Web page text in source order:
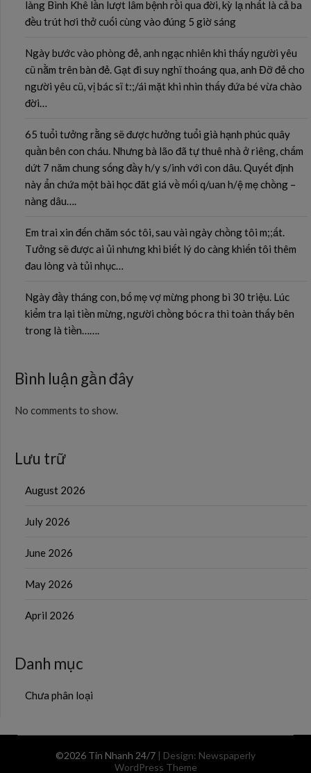
làng Bình Khê lần lượt lâm bệnh rồi qua đời, kỳ lạ nhất là cả ba
đều trút hơi thở cuối cùng vào đúng 5 giờ sáng
Ngày bước vào phòng đẻ, anh ngạc nhiên khi thấy người yêu
cũ nằm trên bàn đẻ. Gạt đi suy nghĩ thoáng qua, anh Đỡ đẻ cho
người yêu cũ, vị bác sĩ t:;/ái mặt khi nhìn thấy đứa bé vừa chào
đời…
65 tuổi tưởng rằng sẽ được hưởng tuổi già hạnh phúc quây
quần bên con cháu. Nhưng bà lão đã tự thuê nhà ở riêng, chấm
dứt 7 năm chung sống đầy h/y s/inh với con dâu. Quyết định
này ẩn chứa một bài học đăt giá về mối q/uan h/ệ mẹ chồng –
nàng dâu….
Em trai xin đến chăm sóc tôi, sau vài ngày chồng tôi m;;ất.
Tưởng sẽ được ai ủi nhưng khi biết lý do càng khiến tôi thêm
đau lòng và tủi nhục…
Ngày đầy tháng con, bố mẹ vợ mừng phong bì 30 triệu. Lúc
kiểm tra lại tiền mừng, người chồng bóc ra thì toàn thấy bên
trong là tiền…….
Bình luận gần đây
No comments to show.
Lưu trữ
August 2026
July 2026
June 2026
May 2026
April 2026
Danh mục
Chưa phân loại
©2026 Tin Nhanh 24/7 | Design: Newspaperly
WordPress Theme